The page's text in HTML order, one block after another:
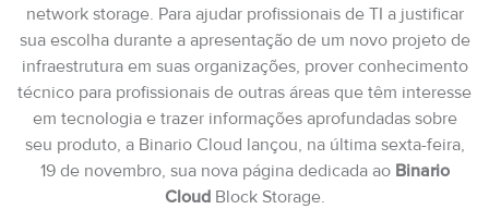
network storage. Para ajudar profissionais de TI a justificar
sua escolha durante a apresentação de um novo projeto de
infraestrutura em suas organizações, prover conhecimento
técnico para profissionais de outras áreas que têm interesse
em tecnologia e trazer informações aprofundadas sobre
seu produto, a Binario Cloud lançou, na última sexta-feira,
19 de novembro, sua nova página dedicada ao Binario
Cloud Block Storage.